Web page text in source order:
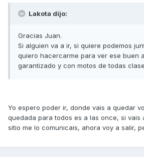
Lakota dijo:
Gracias Juan.
Si alguien va a ir, si quiere podemos
quiero hacercarme para ver ese buen
garantizado y con motos de todas
Yo espero poder ir, donde vais a quedar
quedada para todos es a las once, si vais
sitio me lo comunicais, ahora voy a salir,